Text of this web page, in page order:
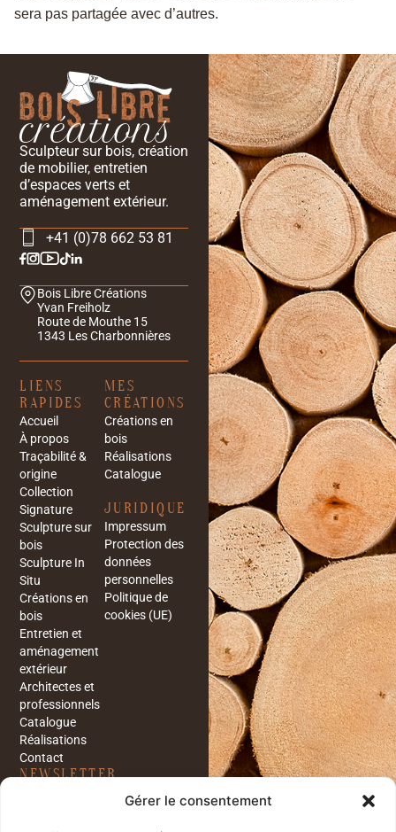
Gérer le consentement
sera pas partagée avec d’autres.
Sculpteur sur bois, création
de mobilier, entretien
d’espaces verts et
aménagement extérieur.
+41 (0)78 662 53 81
Bois Libre Créations
Yvan Freiholz
Route de Mouthe 15
1343 Les Charbonnières
LIENS
RAPIDES
Accueil
À propos
Traçabilité &
origine
Collection
Signature
Sculpture sur
bois
Sculpture In
Situ
Créations en
bois
Entretien et
aménagement
extérieur
Architectes et
professionnels
Catalogue
Réalisations
Contact
MES
CRÉATIONS
Créations en
bois
Réalisations
Catalogue
JURIDIQUE
Impressum
Protection des
données
personnelles
Politique de
cookies (UE)
NEWSLETTER
dernières nouveautés et